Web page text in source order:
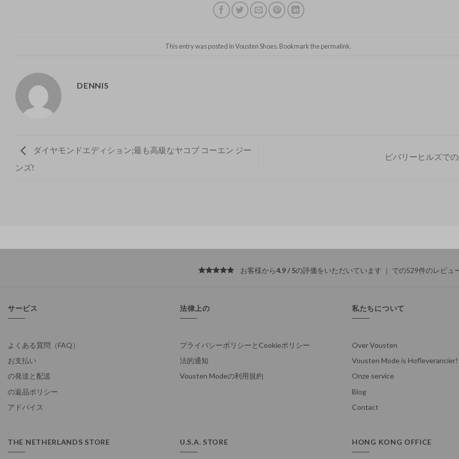
This entry was posted inVousten Shoes. Bookmark thepermalink.
DENNIS
ダイヤモンドエディション;最も高級なヤコブ コーエン ジー
ンズ!
ビバリーヒルズで
お客様から4.9 / 5の評価をいただいています ｜ での529件のレビュ
サービス
よくある質問（FAQ）
お支払い
の発送と配送
の返品ポリシー
アドバイス
法律上の
プライバシーポリシーとCookieポリシー
法的通知
Vousten Modeの利用規約
私たちについて
Over Vousten
Vousten Mode is Hofleverancier!
Onze service
Blog
Contact
THE NETHERLANDS STORE U.S.A. STORE HONG KONG OFFICE